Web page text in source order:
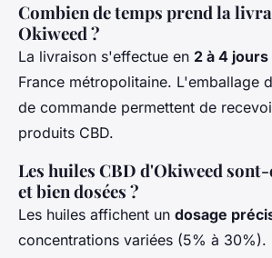
Combien de temps prend la
Okiweed ?
La livraison s'effectue en 2 à 4
France métropolitaine. L'emballage
de commande permettent de
produits CBD.
Les huiles CBD d'Okiweed
et bien dosées ?
Les huiles affichent un dosage
concentrations variées (5% à 30%).